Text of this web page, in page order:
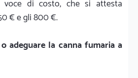
voce di costo, che si attesta
€ e gli 800 €.
adeguare la canna fumaria a